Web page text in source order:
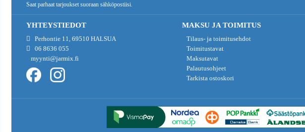
Saat parhaat tarjoukset suoraan sähköpostiisi.
YHTEYSTIEDOT
Perhontie 11, 69510 HALSUA
06 8636 055
myynti@jarmix.fi
MAKSU JA TOIMITUS
Tilaus- ja toimitusehdot
Toimitustavat
Maksutavat
Palautusohjeet
Tarkista ostoskori